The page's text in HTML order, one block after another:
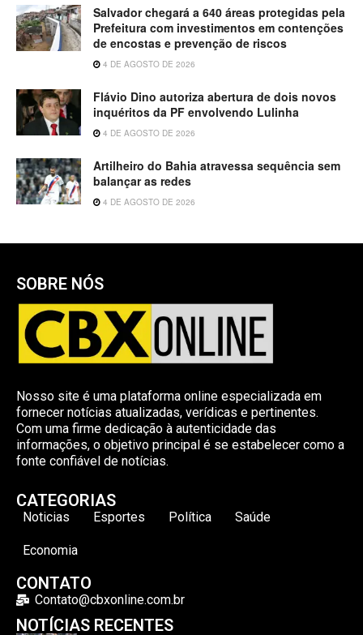
Salvador chegará a 640 áreas protegidas pela
Prefeitura com investimentos em contenções
de encostas e prevenção de riscos
4 DE AGOSTO DE 2026
Flávio Dino autoriza abertura de dois novos
inquéritos da PF envolvendo Lulinha
4 DE AGOSTO DE 2026
Artilheiro do Bahia atravessa sequência sem
balançar as redes
4 DE AGOSTO DE 2026
SOBRE NÓS
Nosso site é uma plataforma online especializada em
fornecer notícias atualizadas, verídicas e pertinentes.
Com uma firme dedicação à autenticidade das
informações, o objetivo principal é se estabelecer como a
fonte confiável de notícias.
CATEGORIAS
Noticias Esportes Política Saúde
Economia
CONTATO
Contato@cbxonline.com.br
NOTÍCIAS RECENTES